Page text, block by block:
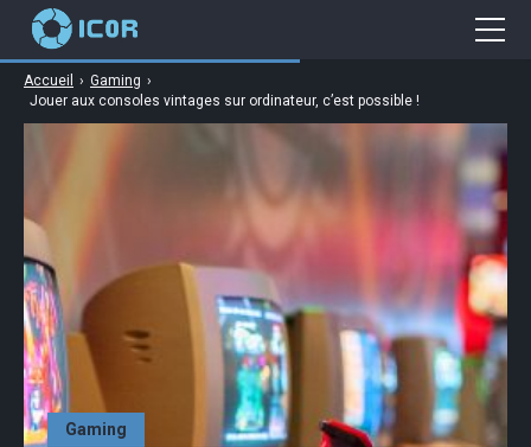
Gaming
Accueil › Gaming ›
Jouer aux consoles vintages sur ordinateur, c’est possible !
Cybersécurité
Business
High Tech